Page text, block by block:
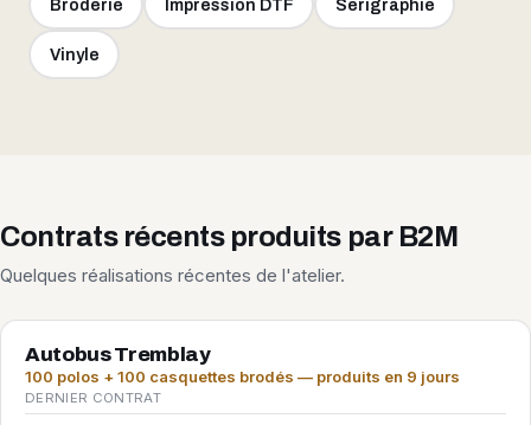
Broderie Impression DTF Sérigraphie
Vinyle
Contrats récents produits par B2M
Quelques réalisations récentes de l'atelier.
Autobus Tremblay
100 polos + 100 casquettes brodés — produits en 9 jours
DERNIER CONTRAT